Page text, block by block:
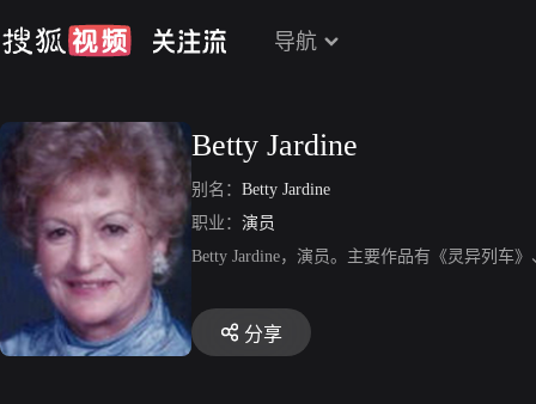
导航
Betty Jardine
别名： Betty Jardine
职业： 演员
Betty Jardine，演员。主要作品有《灵异列车
分享